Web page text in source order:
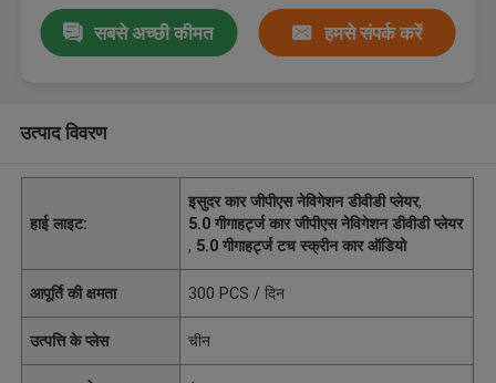
सबसे अच्छी कीमत हमसे संपर्क करें
उत्पाद विवरण
हाई लाइट:
इसुदर कार जीपीएस नेविगेशन डीवीडी प्लेयर,
5.0 गीगाहर्ट्ज कार जीपीएस नेविगेशन डीवीडी प्लेयर
, 5.0 गीगाहर्ट्ज टच स्क्रीन कार ऑडियो
आपूर्ति की क्षमता 300 PCS / दिन
उत्पत्ति के प्लेस चीन